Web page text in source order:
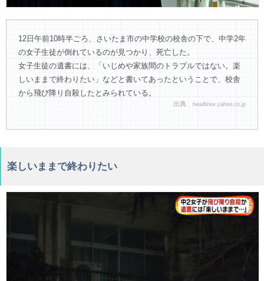
12日午前10時半ごろ、さいたま市の中学校の校舎の下で、中学2年
の女子生徒が倒れているのが見つかり、死亡した。
女子生徒の遺書には、「いじめや家族間のトラブルではない。楽
しいままで終わりたい」などと書いてあったということで、校舎
から飛び降り自殺したとみられている。
出典 headlines.yahoo.co.jp
楽しいままで終わりたい